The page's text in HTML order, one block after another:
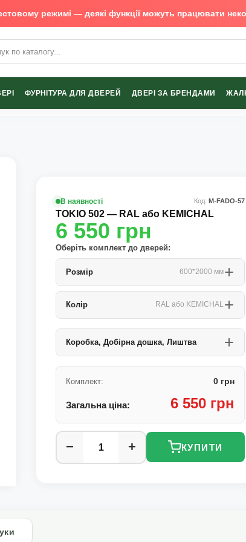
режимі — деякі функції можуть працювати
ФУРНІТУРА ДЛЯ ДВЕРЕЙ ДВЕРІ ЗА БРЕНДАМИ
В наявності Код: М-FADO-57
TOKIO 502 — RAL або KEMICHAL
6 550 грн
Оберіть комплект до дверей:
Розмір 600*2000 мм
Колір RAL або KEMICHAL
Коробка, Добірна дошка, Лиштва
Комплект: 0 грн
Загальна ціна: 6 550 грн
− + КУПИТИ